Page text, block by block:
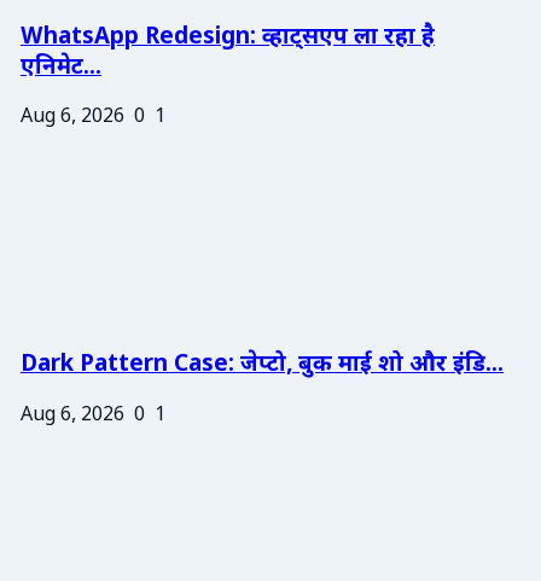
WhatsApp Redesign: व्हाट्सएप ला रहा है
एनिमेट...
Aug 6, 2026 0 1
Dark Pattern Case: जेप्टो, बुक माई शो और इंडि...
Aug 6, 2026 0 1